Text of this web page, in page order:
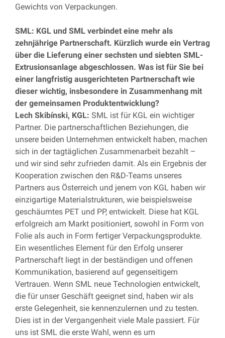
Gewichts von Verpackungen.
SML: KGL und SML verbindet eine mehr als
zehnjährige Partnerschaft. Kürzlich wurde ein Vertrag
über die Lieferung einer sechsten und siebten SML-
Extrusionsanlage abgeschlossen. Was ist für Sie bei
einer langfristig ausgerichteten Partnerschaft wie
dieser wichtig, insbesondere in Zusammenhang mit
der gemeinsamen Produktentwicklung?
Lech Skibínski, KGL: SML ist für KGL ein wichtiger
Partner. Die partnerschaftlichen Beziehungen, die
unsere beiden Unternehmen entwickelt haben, machen
sich in der tagtäglichen Zusammenarbeit bezahlt –
und wir sind sehr zufrieden damit. Als ein Ergebnis der
Kooperation zwischen den R&D-Teams unseres
Partners aus Österreich und jenem von KGL haben wir
einzigartige Materialstrukturen, wie beispielsweise
geschäumtes PET und PP, entwickelt. Diese hat KGL
erfolgreich am Markt positioniert, sowohl in Form von
Folie als auch in Form fertiger Verpackungsprodukte.
Ein wesentliches Element für den Erfolg unserer
Partnerschaft liegt in der beständigen und offenen
Kommunikation, basierend auf gegenseitigem
Vertrauen. Wenn SML neue Technologien entwickelt,
die für unser Geschäft geeignet sind, haben wir als
erste Gelegenheit, sie kennenzulernen und zu testen.
Dies ist in der Vergangenheit viele Male passiert. Für
uns ist SML die erste Wahl, wenn es um